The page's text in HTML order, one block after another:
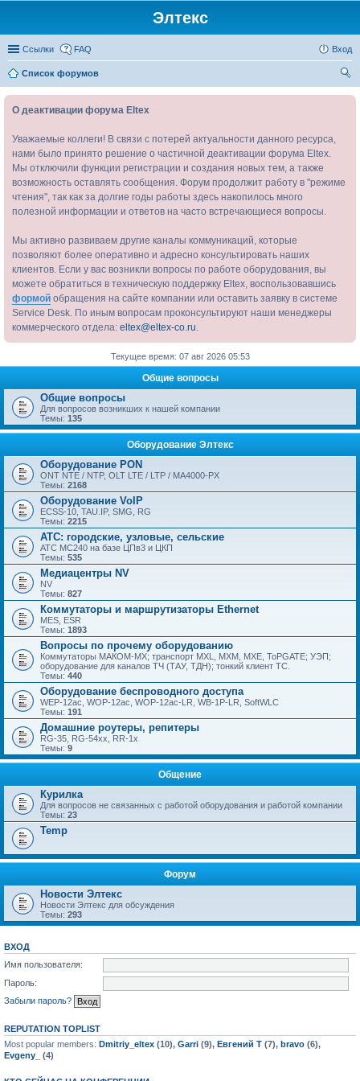
Элтекс
Ссылки FAQ Вход
Список форумов
О деактивации форума Eltex
Уважаемые коллеги! В связи с потерей актуальности данного ресурса,
нами было принято решение о частичной деактивации форума Eltex.
Мы отключили функции регистрации и создания новых тем, а также
возможность оставлять сообщения. Форум продолжит работу в "режиме
чтения", так как за долгие годы работы здесь накопилось много
полезной информации и ответов на часто встречающиеся вопросы.
Мы активно развиваем другие каналы коммуникаций, которые
позволяют более оперативно и адресно консультировать наших
клиентов. Если у вас возникли вопросы по работе оборудования, вы
можете обратиться в техническую поддержку Eltex, воспользовавшись
формой обращения на сайте компании или оставить заявку в системе
Service Desk. По иным вопросам проконсультируют наши менеджеры
коммерческого отдела: eltex@eltex-co.ru.
Текущее время: 07 авг 2026 05:53
Общие вопросы
Общие вопросы
Для вопросов возникших к нашей компании
Темы: 135
Оборудование Элтекс
Оборудование PON
ONT NTE / NTP, OLT LTE / LTP / MA4000-PX
Темы: 2168
Оборудование VoIP
ECSS-10, TAU.IP, SMG, RG
Темы: 2215
АТС: городские, узловые, сельские
АТС МС240 на базе ЦПв3 и ЦКП
Темы: 535
Медиацентры NV
NV
Темы: 827
Коммутаторы и маршрутизаторы Ethernet
MES, ESR
Темы: 1893
Вопросы по прочему оборудованию
Коммутаторы МАКОМ-МХ; транспорт MXL, MXM, MXE, ToPGATE; УЭП;
оборудование для каналов ТЧ (ТАУ, ТДН); тонкий клиент ТС.
Темы: 440
Оборудование беспроводного доступа
WEP-12ac, WOP-12ac, WOP-12ac-LR, WB-1P-LR, SoftWLC
Темы: 191
Домашние роутеры, репитеры
RG-35, RG-54xx, RR-1x
Темы: 9
Общение
Курилка
Для вопросов не связанных с работой оборудования и работой компании
Темы: 23
Temp
Форум
Новости Элтекс
Новости Элтекс для обсуждения
Темы: 293
ВХОД
Имя пользователя:
Пароль:
Забыли пароль?
REPUTATION TOPLIST
Most popular members: Dmitriy_eltex (10), Garri (9), Евгений Т (7), bravo (6),
Evgeny_
(4)